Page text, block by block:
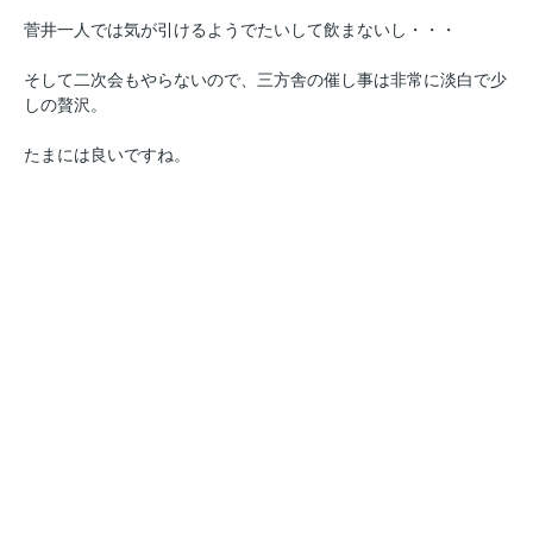
菅井一人では気が引けるようでたいして飲まないし・・・
そして二次会もやらないので、三方舎の催し事は非常に淡白で少
しの贅沢。
たまには良いですね。